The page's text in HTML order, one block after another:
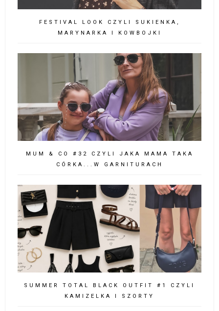
FESTIVAL LOOK CZYLI SUKIENKA,
MARYNARKA I KOWBOJKI
MUM & CO #32 CZYLI JAKA MAMA TAKA
CÓRKA...W GARNITURACH
SUMMER TOTAL BLACK OUTFIT #1 CZYLI
KAMIZELKA I SZORTY